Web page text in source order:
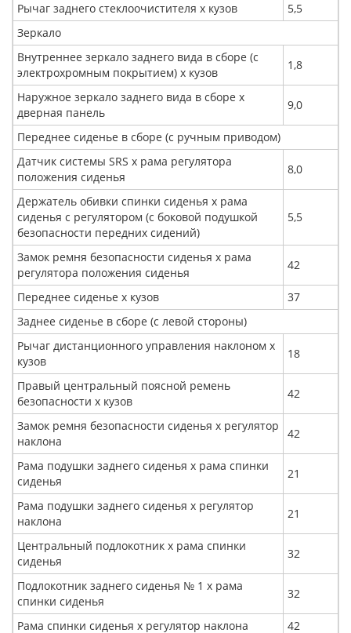
Рычаг заднего стеклоочистителя х кузов
5,5
Зеркало
Внутреннее зеркало заднего вида в сборе (с
электрохромным покрытием) x кузов
1,8
Наружное зеркало заднего вида в сборе х
дверная панель
9,0
Переднее сиденье в сборе (с ручным приводом)
Датчик системы SRS x рама регулятора
положения сиденья
8,0
Держатель обивки спинки сиденья x рама
сиденья с регулятором (с боковой подушкой
безопасности передних сидений)
5,5
Замок ремня безопасности сиденья x рама
регулятора положения сиденья
42
Переднее сиденье х кузов
37
Заднее сиденье в сборе (с левой стороны)
Рычаг дистанционного управления наклоном x
кузов
18
Правый центральный поясной ремень
безопасности x кузов
42
Замок ремня безопасности сиденья x регулятор
наклона
42
Рама подушки заднего сиденья x рама спинки
сиденья
21
Рама подушки заднего сиденья x регулятор
наклона
21
Центральный подлокотник х рама спинки
сиденья
32
Подлокотник заднего сиденья № 1 x рама
спинки сиденья
32
Рама спинки сиденья x регулятор наклона 42